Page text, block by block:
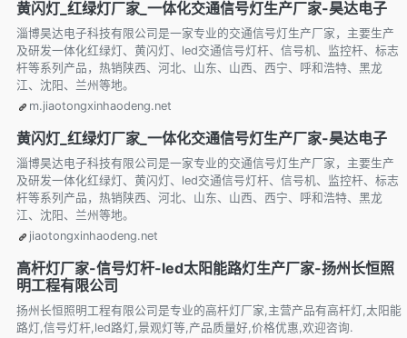
黄闪灯_红绿灯厂家_一体化交通信号灯生产厂家-昊达电子
淄博昊达电子科技有限公司是一家专业的交通信号灯生产厂家，主要生产
及研发一体化红绿灯、黄闪灯、led交通信号灯杆、信号机、监控杆、标志
杆等系列产品，热销陕西、河北、山东、山西、西宁、呼和浩特、黑龙
江、沈阳、兰州等地。
m.jiaotongxinhaodeng.net
黄闪灯_红绿灯厂家_一体化交通信号灯生产厂家-昊达电子
淄博昊达电子科技有限公司是一家专业的交通信号灯生产厂家，主要生产
及研发一体化红绿灯、黄闪灯、led交通信号灯杆、信号机、监控杆、标志
杆等系列产品，热销陕西、河北、山东、山西、西宁、呼和浩特、黑龙
江、沈阳、兰州等地。
jiaotongxinhaodeng.net
高杆灯厂家-信号灯杆-led太阳能路灯生产厂家-扬州长恒照
明工程有限公司
扬州长恒照明工程有限公司是专业的高杆灯厂家,主营产品有高杆灯,太阳能
路灯,信号灯杆,led路灯,景观灯等,产品质量好,价格优惠,欢迎咨询.